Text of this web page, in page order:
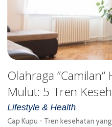
Olahraga
Mulut: 5 Tren
Lifestyle & Health
Cap Kupu - Tren kesehatan